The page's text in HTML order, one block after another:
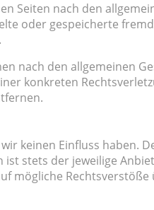
Seiten nach den
oder gespeicherte
nach den allgemeinen
konkreten
keinen Einfluss haben.
stets der jeweilige
mögliche